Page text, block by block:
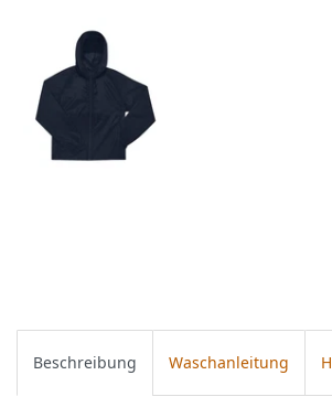
Beschreibung Waschanleitung